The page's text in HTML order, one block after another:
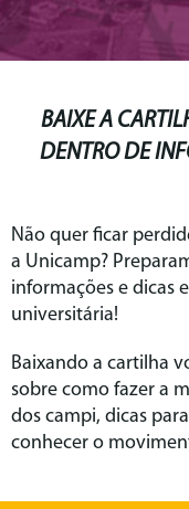
BAIXE A
DENTRO DE
Não quer ficar
a Unicamp?
informações e dicas
universitária!
Baixando a cartilha
sobre como fazer a
dos campi, dicas
conhecer o